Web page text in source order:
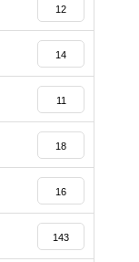
12
14
11
18
16
143